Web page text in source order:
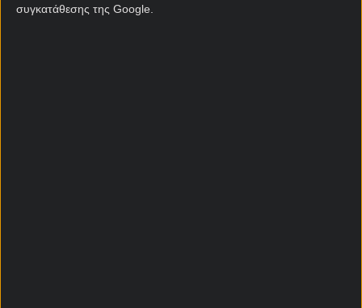
συγκατάθεσης της Google.
Παρακάτω οι ενισχυμένες αποδόσεις που